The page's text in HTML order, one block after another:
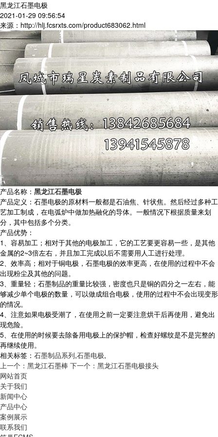
黑龙江石墨电极
2021-01-29 09:56:54
来源：http://hlj.fcsrxts.com/product683062.html
产品名称： 黑龙江石墨电极
产品定义：石墨电极的原材料一般都是石油焦、针状焦。然后经过多种工
艺加工制成，在电弧炉中做加热融化的导体。一般情况下根据质量来划
分，其中包括多个分类。
产品优势：
1、容易加工；相对于其他的电极加工，它的工艺要更容易一些，是其他
金属的2~3倍左右，并且加工完成以后不需要用人工进行处理。
2、效率高；相对于铜电极，石墨电极的效率更高，在使用的过程中不会
出现粉尘及其他的问题。
3、重量轻；石墨制品的重量比较强，密度也只是铜的四分之一左右，能
够减少单个电极的数量，可以做成组合电极，使用的过程中不会出现变形
的情况。
4、注意如果电极受潮了，在使用之前一定要注意烘干后再使用，避免出
现危险。
5、在使用的时候要去除备用电极上的保护帽，检查好螺纹是不是完整的
再继续使用。
相关标签： 石墨制品系列,石墨电极,
上一个：黑龙江石墨棒 下一个：黑龙江石墨电极接头
网站首页
关于我们
新闻中心
产品中心
案例展示
联系我们